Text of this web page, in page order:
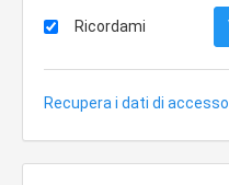
Ricordami
Recupera i dati di accesso